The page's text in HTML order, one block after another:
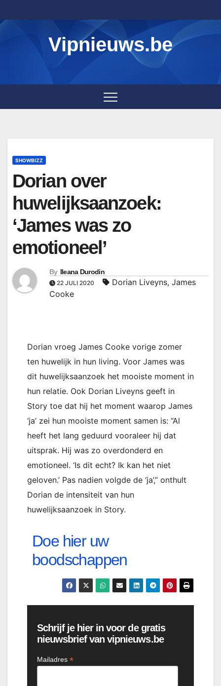
to
content
Vipnieuws.be
SHOWBIZZ
Dorian over
huwelijksaanzoek:
‘James was zo
emotioneel’
By Ileana Durodin
22 JULI 2020 Dorian Liveyns, James
Cooke
Dorian vroeg James Cooke vorige zomer
ten huwelijk in hun living. Voor James was
dit huwelijksaanzoek het mooiste moment in
hun relatie. Ook Dorian Liveyns geeft in
Story toe dat hij het moment waarop James
‘ja’ zei hun mooiste moment samen is: “Al
heeft het lang geduurd vooraleer hij dat
uitsprak. Hij was zo overdonderd en
emotioneel. ‘Is dit echt? Ik kan het niet
geloven.’ Pas nadien volgde de ‘ja’,” onthult
Dorian de intensiteit van hun
huwelijksaanzoek in Story.
Doe hier uw
boodschappen
Schrijf je hier in voor de gratis
nieuwsbrief van vipnieuws.be
Mailadres *